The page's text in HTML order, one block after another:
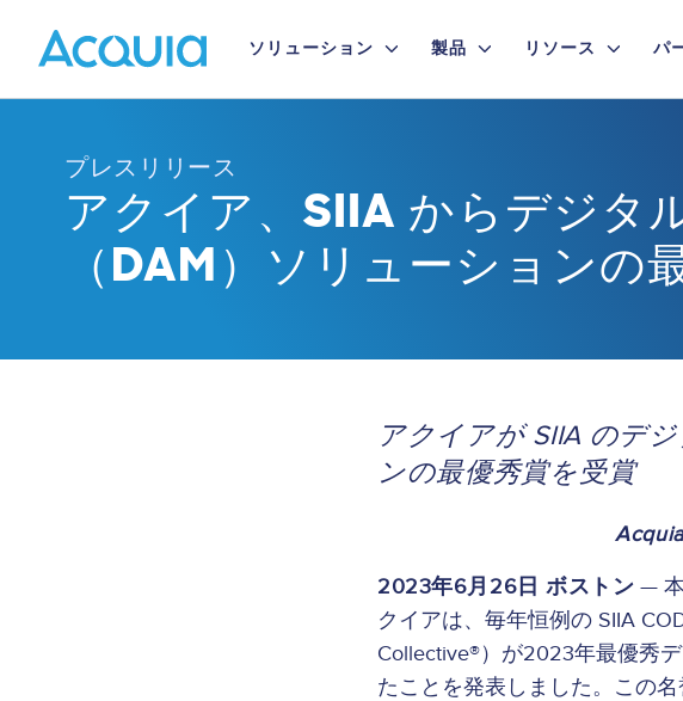
main
content
Primary
ソリューション 製品 リソース パ
プレスリリース
アクイア、SIIA からデジタ
（DAM）ソリューションの
アクイアが SIIA のデ
ンの最優秀賞を受賞
2023年6月26日 ボストン —
クイアは、毎年恒例の SIIA
Collective®）が2023年最優秀
たことを発表しました。この